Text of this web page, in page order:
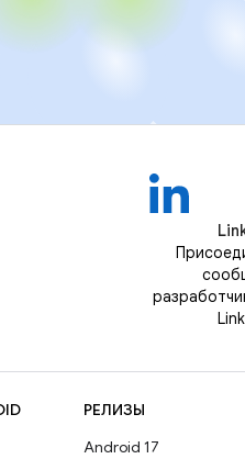
РЕЛИЗЫ
Android 17